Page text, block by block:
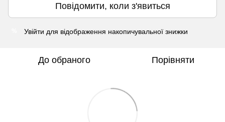
Повідомити, коли з'явиться
Увійти для відображення накопичувальної знижки
До обраного Порівняти